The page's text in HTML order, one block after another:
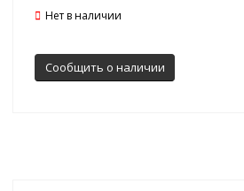
Нет в наличии
Сообщить о наличии